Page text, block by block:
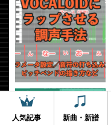
人気記事 新曲・新譜